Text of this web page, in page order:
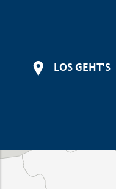
LOS GEHT'S